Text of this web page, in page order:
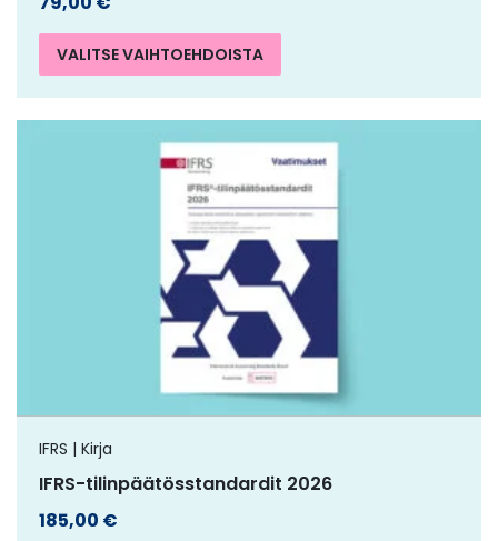
VALITSE VAIHTOEHDOISTA
IFRS | Kirja
IFRS-tilinpäätösstandardit 2026
185,00 €